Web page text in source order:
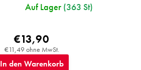
Auf Lager (363 St)
€11,49 ohne MwSt.
€13,90
In den Warenkorb